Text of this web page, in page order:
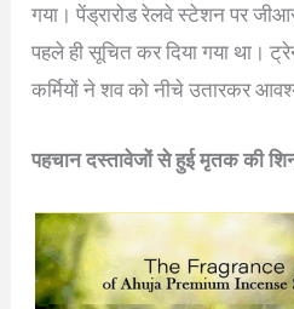
गया। पेंड्रारोड रेलवे स्टेशन पर
पहले ही सूचित कर दिया गया था।
कर्मियों ने शव को नीचे उतारकर
पहचान दस्तावेजों से हुई मृतक की